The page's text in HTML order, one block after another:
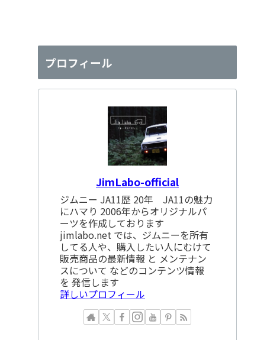
プロフィール
JimLabo-official
ジムニー JA11歴 20年 JA11の魅力
にハマり 2006年からオリジナルパ
ーツを作成しております
jimlabo.net では、ジムニーを所有
してる人や、購入したい人にむけて
販売商品の最新情報 と メンテナン
スについて などのコンテンツ情報
を 発信します
詳しいプロフィール